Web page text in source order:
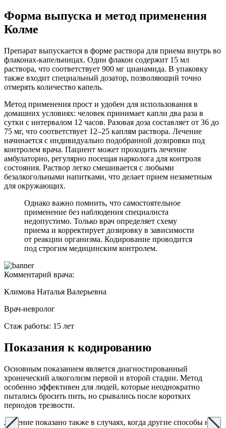
Форма выпуска и метод применения
Колме
Препарат выпускается в форме раствора для приема внутрь во
флаконах-капельницах. Один флакон содержит 15 мл
раствора, что соответствует 900 мг цианамида. В упаковку
также входит специальный дозатор, позволяющий точно
отмерять количество капель.
Метод применения прост и удобен для использования в
домашних условиях: человек принимает капли два раза в
сутки с интервалом 12 часов. Разовая доза составляет от 36 до
75 мг, что соответствует 12–25 каплям раствора. Лечение
начинается с индивидуально подобранной дозировки под
контролем врача. Пациент может проходить лечение
амбулаторно, регулярно посещая нарколога для контроля
состояния. Раствор легко смешивается с любыми
безалкогольными напитками, что делает прием незаметным
для окружающих.
Однако важно помнить, что самостоятельное
применение без наблюдения специалиста
недопустимо. Только врач определяет схему
приема и корректирует дозировку в зависимости
от реакции организма. Кодирование проводится
под строгим медицинским контролем.
Комментарий врача:
Климова Наталья Валерьевна
Врач-невролог
Стаж работы: 15 лет
Показания к кодированию
Основным показанием является диагностированный
хронический алкоголизм первой и второй стадии. Метод
особенно эффективен для людей, которые неоднократно
пытались бросить пить, но срывались после коротких
периодов трезвости.
Лечение показано также в случаях, когда другие способы не